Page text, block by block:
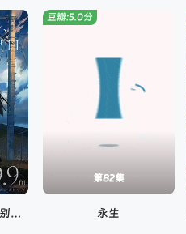
通往夏天的隧道，离别的出口
第82集
豆瓣:5.0分
永生